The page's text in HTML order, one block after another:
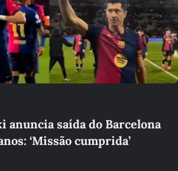
possível reproduzir o vídeo
Tentar novamente
anuncia saída do Barcelona
‘Missão cumprida’